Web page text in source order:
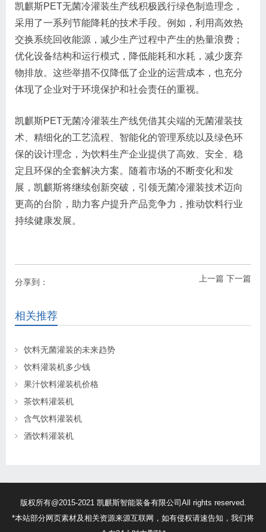
凯麒斯PET无菌冷灌装生产线积极践行绿色制造理念，
采用了一系列节能降耗的技术手段。例如，利用高效热
交换系统回收能源，减少生产过程中产生的热量浪费；
优化设备结构和运行模式，降低能耗和水耗，减少废弃
物排放。这些举措不仅降低了企业的运营成本，也充分
体现了企业对于环境保护和社会责任的重视。
凯麒斯PET无菌冷灌装生产线凭借其尖端的无菌灌装技
术、精细化的工艺流程、智能化的管理系统以及绿色环
保的设计理念，为饮料生产企业提供了高效、安全、稳
定且环保的全套解决方案。随着市场的不断变化和发
展，凯麒斯将继续创新突破，引领无菌冷灌装技术迈向
更高的台阶，助力客户提升产品竞争力，推动饮料行业
持续健康发展。
上一篇 下一篇
分享到：
相关推荐
饮料无菌灌装的未来趋势
饮料灌装机多少钱
果汁饮料灌装机价格
茶饮料灌装机
含气饮料灌装机
酒饮料灌装机
版权所有@2015-2021 凯麒斯智能装备有限公司All rights reserved.
*本站部分网页素材及相关资源来源互联网，如有侵权请速告知，我们将